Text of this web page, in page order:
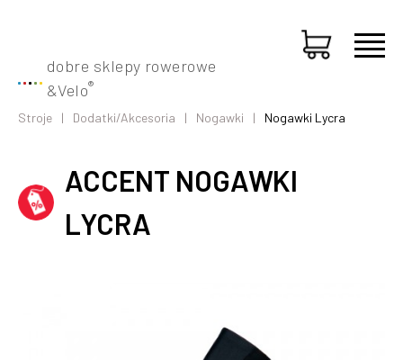
dobre sklepy rowerowe
&Velo®
Stroje Dodatki/Akcesoria Nogawki Nogawki Lycra
ACCENT NOGAWKI
LYCRA